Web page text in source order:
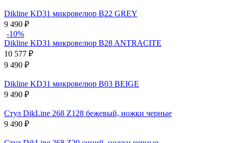
Dikline KD31 микровелюр B22 GREY
9 490 ₽
-10%
Dikline KD31 микровелюр B28 ANTRACITE
10 577 ₽
9 490 ₽
Dikline KD31 микровелюр B03 BEIGE
9 490 ₽
Стул DikLine 268 Z128 бежевый, ножки черные
9 490 ₽